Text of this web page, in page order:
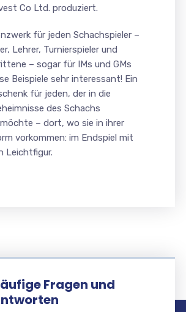
Co Ltd. produziert.
für jeden Schachspieler –
Lehrer, Turnierspieler und
– sogar für IMs und GMs
Beispiele sehr interessant! Ein
für jeden, der in die
des Schachs
– dort, wo sie in ihrer
vorkommen: im Endspiel mit
Leichtfigur.
Fragen und